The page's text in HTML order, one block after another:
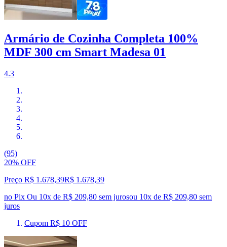
Armário de Cozinha Completa 100%
MDF 300 cm Smart Madesa 01
4.3
(95)
20% OFF
Preço R$ 1.678,39R$ 1.678,39
no Pix Ou 10x de R$ 209,80 sem jurosou 10x de R$ 209,80 sem
juros
Cupom R$ 10 OFF